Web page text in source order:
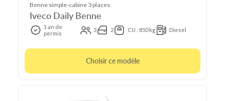
Benne simple-cabine 3 places
Iveco Daily Benne
1 an de
permis
3 2 CU : 850 kg Diesel
Choisir ce modèle